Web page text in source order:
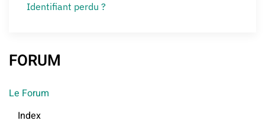
Identifiant perdu ?
FORUM
Le Forum
Index